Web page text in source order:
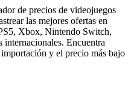
de precios de videojuegos
las mejores ofertas en
Xbox, Nintendo Switch,
internacionales. Encuentra
y el precio más bajo